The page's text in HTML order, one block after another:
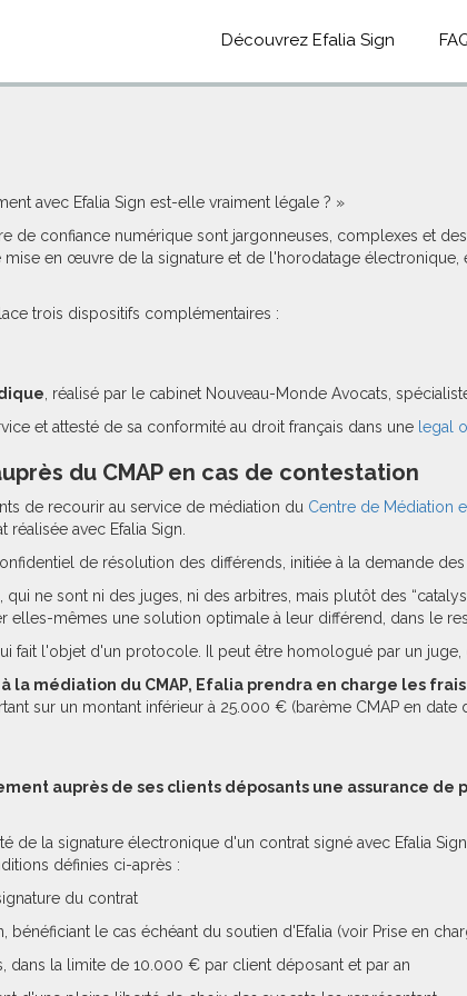
Découvrez Efalia Sign
avec Efalia Sign est-elle vraiment légale ? »
de confiance numérique sont jargonneuses, complexes et
en œuvre de la signature et de l'horodatage
trois dispositifs complémentaires :
, réalisé par le cabinet Nouveau-Monde Avocats,
et attesté de sa conformité au droit français dans une legal
du CMAP en cas de contestation
de recourir au service de médiation du Centre de Médiation
avec Efalia Sign.
de résolution des différends, initiée à la demande des
ne sont ni des juges, ni des arbitres, mais plutôt des
elles-mêmes une solution optimale à leur différend, dans le
fait l'objet d'un protocole. Il peut être homologué par un
la médiation du CMAP, Efalia prendra en charge les
sur un montant inférieur à 25.000 € (barème CMAP en date
auprès de ses clients déposants une assurance de
de la signature électronique d'un contrat signé avec Efalia
définies ci-après :
du contrat
le cas échéant du soutien d'Efalia (voir Prise en
dans la limite de 10.000 € par client déposant et par an